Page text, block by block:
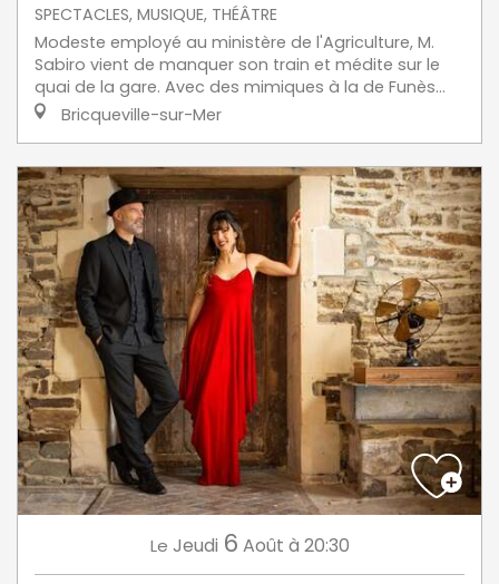
SPECTACLES, MUSIQUE, THÉÂTRE
Modeste employé au ministère de l'Agriculture, M.
Sabiro vient de manquer son train et médite sur le
quai de la gare. Avec des mimiques à la de Funès...
Bricqueville-sur-Mer
Le Jeudi 6 Août à 20:30